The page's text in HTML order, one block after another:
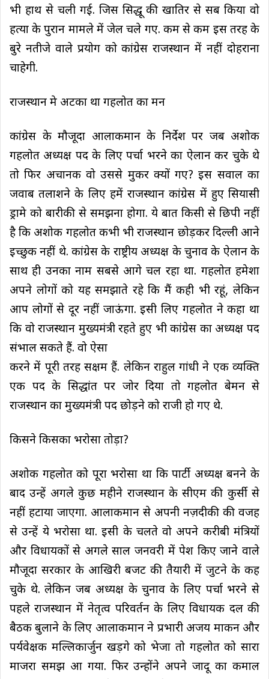
भी हाथ से चली गई. जिस सिद्धू की खातिर से सब किया वो
हत्या के पुरान मामले में जेल चले गए. कम से कम इस तरह के
बुरे नतीजे वाले प्रयोग को कांग्रेस राजस्थान में नहीं दोहराना
चाहेगी.
राजस्थान मे अटका था गहलोत का मन
कांग्रेस के मौजूदा आलाकमान के निर्देश पर जब अशोक
गहलोत अध्यक्ष पद के लिए पर्चा भरने का ऐलान कर चुके थे
तो फिर अचानक वो उससे मुकर क्यों गए? इस सवाल का
जवाब तलाशने के लिए हमें राजस्थान कांग्रेस में हुए सियासी
ड्रामे को बारीकी से समझना होगा. ये बात किसी से छिपी नहीं
है कि अशोक गहलोत कभी भी राजस्थान छोड़कर दिल्ली आने
इच्छुक नहीं थे. कांग्रेस के राष्ट्रीय अध्यक्ष के चुनाव के ऐलान के
साथ ही उनका नाम सबसे आगे चल रहा था. गहलोत हमेशा
अपने लोगों को यह समझाते रहे कि मैं कही भी रहूं, लेकिन
आप लोगों से दूर नहीं जाऊंगा. इसी लिए गहलोत ने कहा था
कि वो राजस्थान मुख्यमंत्री रहते हुए भी कांग्रेस का अध्यक्ष पद
संभाल सकते हैं. वो ऐसा
करने में पूरी तरह सक्षम हैं. लेकिन राहुल गांधी ने एक व्यक्ति
एक पद के सिद्धांत पर जोर दिया तो गहलोत बेमन से
राजस्थान का मुख्यमंत्री पद छोड़ने को राजी हो गए थे.
किसने किसका भरोसा तोड़ा?
अशोक गहलोत को पूरा भरोसा था कि पार्टी अध्यक्ष बनने के
बाद उन्हें अगले कुछ महीने राजस्थान के सीएम की कुर्सी से
नहीं हटाया जाएगा. आलाकमान से अपनी नज़दीकी की वजह
से उन्हें ये भरोसा था. इसी के चलते वो अपने करीबी मंत्रियों
और विधायकों से अगले साल जनवरी में पेश किए जाने वाले
मौजूदा सरकार के आखिरी बजट की तैयारी में जुटने के कह
चुके थे. लेकिन जब अध्यक्ष के चुनाव के लिए पर्चा भरने से
पहले राजस्थान में नेतृत्व परिवर्तन के लिए विधायक दल की
बैठक बुलाने के लिए आलाकमान ने प्रभारी अजय माकन और
पर्यवेक्षक मल्लिकार्जुन खड़गे को भेजा तो गहलोत को सारा
माजरा समझ आ गया. फिर उन्होंने अपने जादू का कमाल